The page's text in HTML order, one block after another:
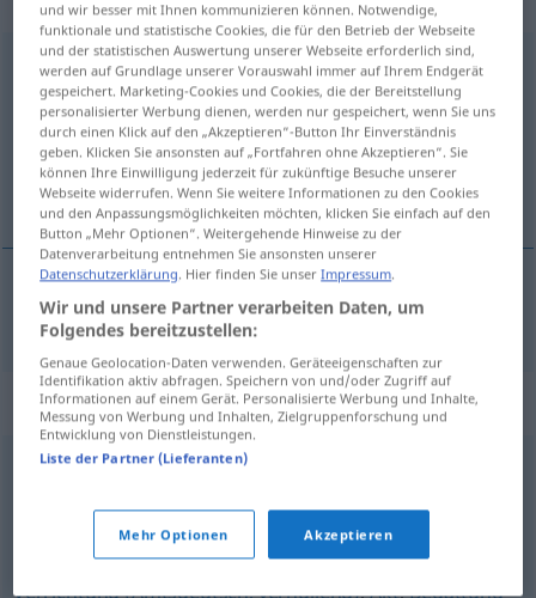
Geschlechtsverkehrm <Geschlechtsverkehr(e)s>
Übersicht aller Übersetzungen
(Für mehr Details die Übersetzung anklicken/antippen)
relaciones sexuales
relaciones fplsexuales Geschlechtsverkehr
Synonyme für "Geschlechtsverkehr"
,Beischlaf (geh.),Vollzug
Beiwohnung
(geh., veraltet),Koitus (fachspr.),Verkehr (geh.)
Verrichtung (Amtsdeutsch, verhüllend),Akt,Begattung
und wir besser mit Ihnen kommunizieren können. Notwendige,
funktionale und statistische Cookies, die für den Betrieb der Webseite
und der statistischen Auswertung unserer Webseite erforderlich sind,
werden auf Grundlage unserer Vorauswahl immer auf Ihrem Endgerät
gespeichert. Marketing-Cookies und Cookies, die der Bereitstellung
personalisierter Werbung dienen, werden nur gespeichert, wenn Sie uns
durch einen Klick auf den „Akzeptieren“-Button Ihr Einverständnis
geben. Klicken Sie ansonsten auf „Fortfahren ohne Akzeptieren“. Sie
können Ihre Einwilligung jederzeit für zukünftige Besuche unserer
Webseite widerrufen. Wenn Sie weitere Informationen zu den Cookies
und den Anpassungsmöglichkeiten möchten, klicken Sie einfach auf den
Button „Mehr Optionen“. Weitergehende Hinweise zu der
Datenverarbeitung entnehmen Sie ansonsten unserer
Datenschutzerklärung. Hier finden Sie unserImpressum.
Wir und unsere Partner verarbeiten Daten, um
Folgendes bereitzustellen:
Genaue Geolocation-Daten verwenden. Geräteeigenschaften zur
Identifikation aktiv abfragen. Speichern von und/oder Zugriff auf
Informationen auf einem Gerät. Personalisierte Werbung und Inhalte,
Messung von Werbung und Inhalten, Zielgruppenforschung und
Entwicklung von Dienstleistungen.
Liste der Partner (Lieferanten)
Mehr Optionen Akzeptieren